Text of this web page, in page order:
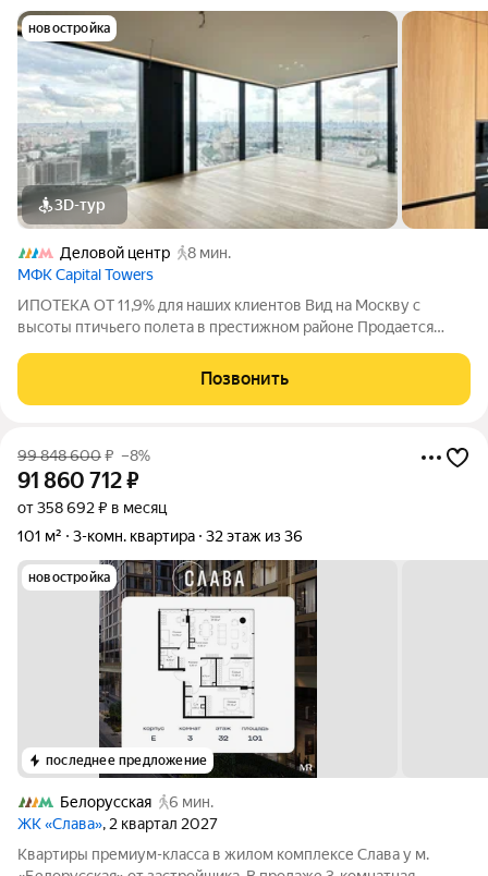
новостройка
3D-тур
Деловой центр
8 мин.
МФК Capital Towers
ИПОТЕКА ОТ 11,9% для наших клиентов Вид на Москву с
высоты птичьего полета в престижном районе Продается
Краснопресненской набережной. Общая площадь 103,9
квадратных метра, 35 этаж из 61. О
Позвонить
99 848 600₽ –8%
91 860 712₽
от 358 692 ₽ в месяц
101 м²
3-комн. квартира 32 этаж из 36
новостройка
последнее предложение
Белорусская
6 мин.
ЖК «Слава», 2 квартал 2027
Квартиры премиум-класса в жилом комплексе Слава у м.